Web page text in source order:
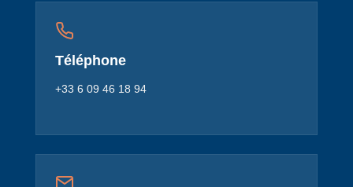
Téléphone
+33 6 09 46 18 94